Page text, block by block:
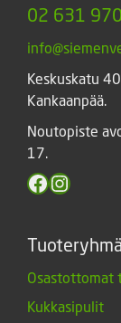
02 631
Keskuskatu
Kankaanpää.
Noutopiste
17.
Facebook
Kukkasipulit